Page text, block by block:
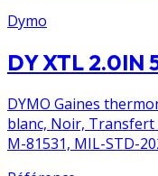
Dymo
DY XTL 2.0IN
DYMO Gaines
blanc, Noir, Transfert
M-81531, MIL-STD-